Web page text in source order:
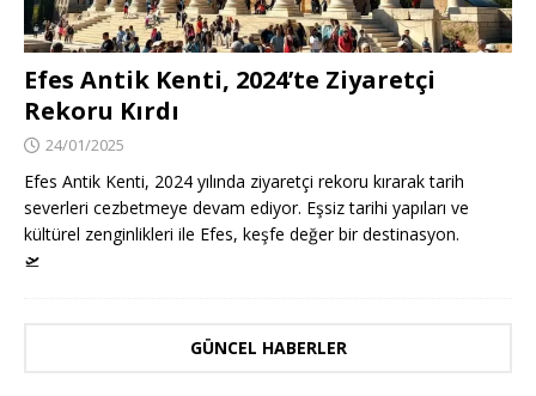
Efes Antik Kenti, 2024’te Ziyaretçi
Rekoru Kırdı
24/01/2025
Efes Antik Kenti, 2024 yılında ziyaretçi rekoru kırarak tarih
severleri cezbetmeye devam ediyor. Eşsiz tarihi yapıları ve
kültürel zenginlikleri ile Efes, keşfe değer bir destinasyon.
🛫
GÜNCEL HABERLER